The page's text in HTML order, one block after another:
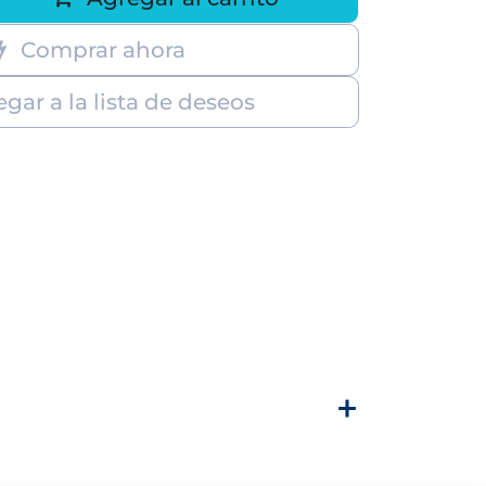
Comprar ahora
a la lista de deseos